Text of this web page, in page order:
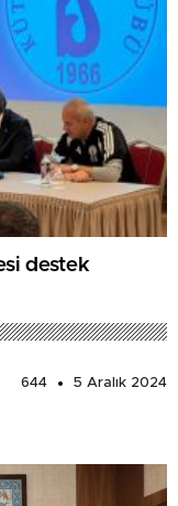
destek
644
5 Aralık 2024